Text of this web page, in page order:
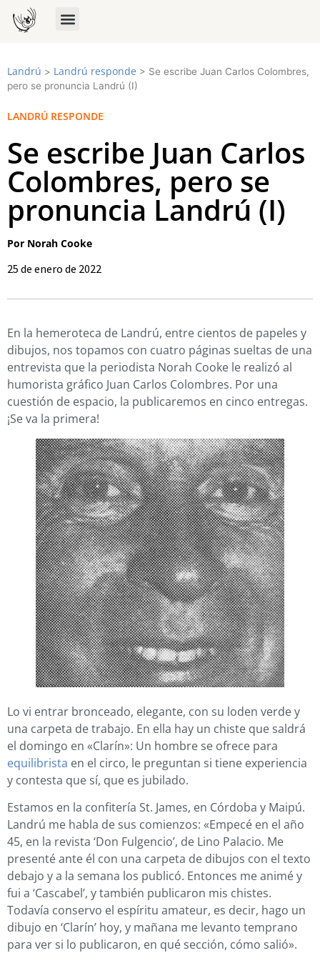
Landrú > Landrú responde > Se escribe Juan Carlos Colombres,
pero se pronuncia Landrú (I)
LANDRÚ RESPONDE
Se escribe Juan Carlos
Colombres, pero se
pronuncia Landrú (I)
Por Norah Cooke
25 de enero de 2022
En la hemeroteca de Landrú, entre cientos de papeles y
dibujos, nos topamos con cuatro páginas sueltas de una
entrevista que la periodista Norah Cooke le realizó al
humorista gráfico Juan Carlos Colombres. Por una
cuestión de espacio, la publicaremos en cinco entregas.
¡Se va la primera!
Lo vi entrar bronceado, elegante, con su loden verde y
una carpeta de trabajo. En ella hay un chiste que saldrá
el domingo en «Clarín»: Un hombre se ofrece para
equilibrista en el circo, le preguntan si tiene experiencia
y contesta que sí, que es jubilado.
Estamos en la confitería St. James, en Córdoba y Maipú.
Landrú me habla de sus comienzos: «Empecé en el año
45, en la revista ‘Don Fulgencio’, de Lino Palacio. Me
presenté ante él con una carpeta de dibujos con el texto
debajo y a la semana los publicó. Entonces me animé y
fui a ‘Cascabel’, y también publicaron mis chistes.
Todavía conservo el espíritu amateur, es decir, hago un
dibujo en ‘Clarín’ hoy, y mañana me levanto temprano
para ver si lo publicaron, en qué sección, cómo salió».